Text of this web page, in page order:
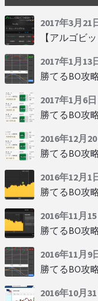
2017年3月21
【アルゴビ
2017年1月13
勝てるBO攻
2017年1月6日
2016年12月20
2016年12月1
2016年11月15
2016年11月9
2016年10月31